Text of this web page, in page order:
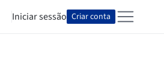
Iniciar sessão Criar conta